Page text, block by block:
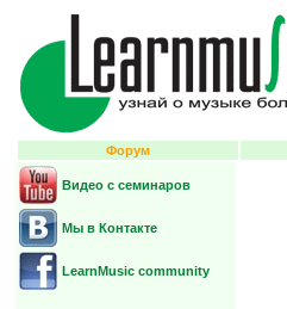
Форум
Видео с семинаров
Мы в Контакте
LearnMusic community